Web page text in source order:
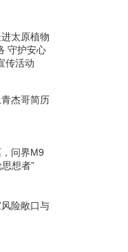
太原植物
守护安心
传活动
杰哥简历
问界M9
想者”
险敞口与